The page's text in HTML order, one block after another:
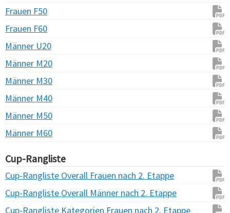
Frauen F50
Frauen F60
Männer U20
Männer M20
Männer M30
Männer M40
Männer M50
Männer M60
Cup-Rangliste
Cup-Rangliste Overall Frauen nach 2. Etappe
Cup-Rangliste Overall Männer nach 2. Etappe
Cup-Rangliste Kategorien Frauen nach 2. Etappe